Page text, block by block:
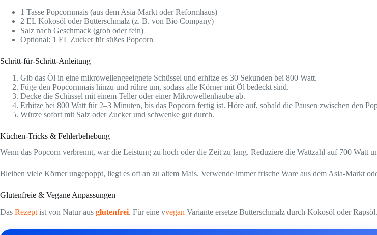
1 Tasse Popcornmais (aus dem Asia-Markt oder Reformhaus)
2 EL Kokosöl oder Butterschmalz (z. B. von Bio Company)
Salz nach Geschmack (grob oder fein)
Optional: 1 EL Zucker für süßes Popcorn
Schritt-für-Schritt-Anleitung
Gib das Öl in eine mikrowellengeeignete Schüssel und erhitze es 30 Sekunden bei 800 Watt.
Füge den Popcornmais hinzu und rühre um, sodass alle Körner mit Öl bedeckt sind.
Decke die Schüssel mit einem Teller oder einer Mikrowellenhaube ab.
Erhitze bei 800 Watt für 2–3 Minuten, bis das Popcorn fertig ist. Höre auf, sobald die Pausen zwischen den
Würze sofort mit Salz oder Zucker und schwenke gut durch.
Küchen-Tricks & Fehlerbehebung
Wenn das Popcorn verbrennt, war die Leistung zu hoch oder die Zeit zu lang. Reduziere die Wattzahl auf 700 Watt
Bleiben viele Körner ungepoppt, liegt es oft an zu altem Mais. Verwende immer frische Ware aus dem Asia-Markt
Glutenfreie & Vegane Anpassungen
Das Rezept ist von Natur aus glutenfrei. Für eine vvegan Variante ersetze Butterschmalz durch Kokosöl oder